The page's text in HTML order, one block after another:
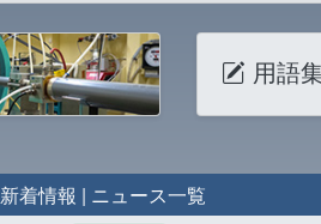
用語
新着情報 | ニュース一覧